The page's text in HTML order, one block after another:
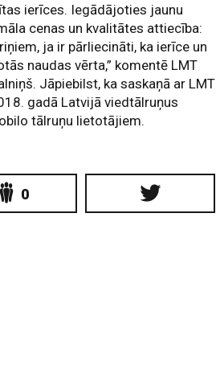
ierīces. Iegādājoties jaunu
cenas un kvalitātes attiecība:
ja ir pārliecināti, ka ierīce un
naudas vērta,” komentē LMT
Jāpiebilst, ka saskaņā ar LMT
gadā Latvijā viedtālruņus
tālruņu lietotājiem.
0